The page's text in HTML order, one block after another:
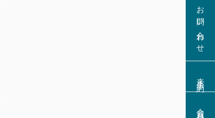
お問い合わせ
来店予約
会員登録